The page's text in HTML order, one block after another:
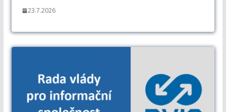
23.7.2026